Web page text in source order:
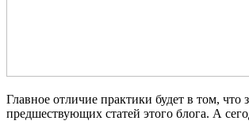
Главное отличие практики будет в том,
предшествующих статей этого блога. А